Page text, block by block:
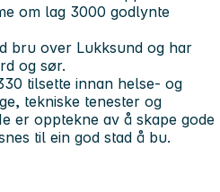
om lag 3000 godlynte
bru over Lukksund og har
og sør.
tilsette innan helse- og
tekniske tenester og
er opptekne av å skape gode
til ein god stad å bu.